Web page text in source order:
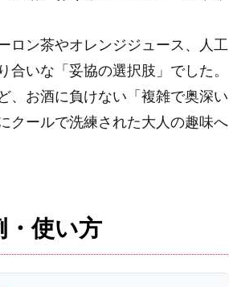
ロン茶やオレンジジュース、人工
いな「妥協の選択肢」でした。
、お酒に負けない「複雑で奥深い
クールで洗練された大人の趣味へ
・使い方